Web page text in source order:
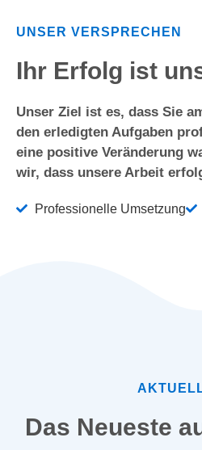
UNSER VERSPRECHEN
Ihr Erfolg ist
Unser Ziel ist es, dass Sie
den erledigten Aufgaben
eine positive Veränderung
wir, dass unsere Arbeit
Professionelle Umsetzung
Das Neueste